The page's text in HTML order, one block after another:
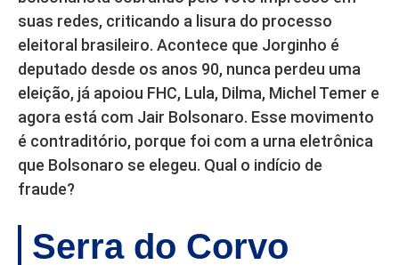
suas redes, criticando a lisura do processo
eleitoral brasileiro. Acontece que Jorginho é
deputado desde os anos 90, nunca perdeu uma
eleição, já apoiou FHC, Lula, Dilma, Michel Temer e
agora está com Jair Bolsonaro. Esse movimento
é contraditório, porque foi com a urna eletrônica
que Bolsonaro se elegeu. Qual o indício de
fraude?
Serra do Corvo